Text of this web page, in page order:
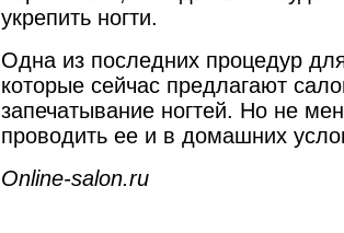
укрепить ногти.
Одна из последних процедур
которые сейчас предлагают
запечатывание ногтей. Но не
проводить ее и в домашних
Online-salon.ru